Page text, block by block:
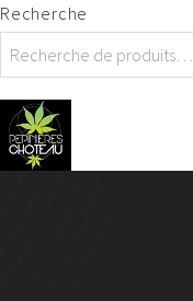
Recherche